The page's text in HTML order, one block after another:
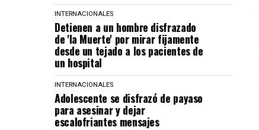
INTERNACIONALES
Detienen a un hombre disfrazado
de 'la Muerte' por mirar fijamente
desde un tejado a los pacientes de
un hospital
INTERNACIONALES
Adolescente se disfrazó de payaso
para asesinar y dejar
escalofriantes mensajes